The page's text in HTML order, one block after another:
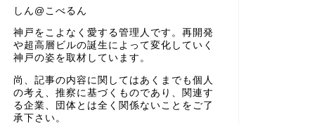
しん@こべるん
神戸をこよなく愛する管理人です。再開発
や超高層ビルの誕生によって変化していく
神戸の姿を取材しています。
尚、記事の内容に関してはあくまでも個人
の考え、推察に基づくものであり、関連す
る企業、団体とは全く関係ないことをご了
承下さい。